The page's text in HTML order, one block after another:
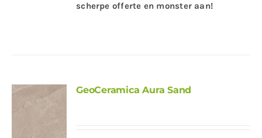
scherpe offerte en monster aan!
GeoCeramica Aura Sand